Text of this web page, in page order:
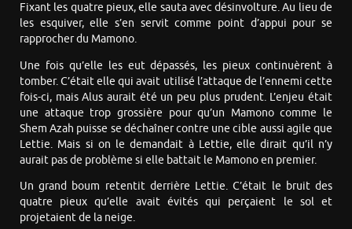
Fixant les quatre pieux, elle sauta avec désinvolture. Au lieu de
les esquiver, elle s’en servit comme point d’appui pour se
rapprocher du Mamono.
Une fois qu’elle les eut dépassés, les pieux continuèrent à
tomber. C’était elle qui avait utilisé l’attaque de l’ennemi cette
fois-ci, mais Alus aurait été un peu plus prudent. L’enjeu était
une attaque trop grossière pour qu’un Mamono comme le
Shem Azah puisse se déchaîner contre une cible aussi agile que
Lettie. Mais si on le demandait à Lettie, elle dirait qu’il n’y
aurait pas de problème si elle battait le Mamono en premier.
Un grand boum retentit derrière Lettie. C’était le bruit des
quatre pieux qu’elle avait évités qui perçaient le sol et
projetaient de la neige.